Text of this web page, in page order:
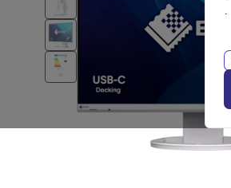
.